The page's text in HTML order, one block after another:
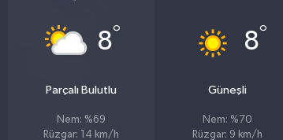
8°
Parçalı Bulutlu
Nem: %69
Rüzgar: 14 km/h
8°
Güneşli
Nem: %70
Rüzgar: 9 km/h